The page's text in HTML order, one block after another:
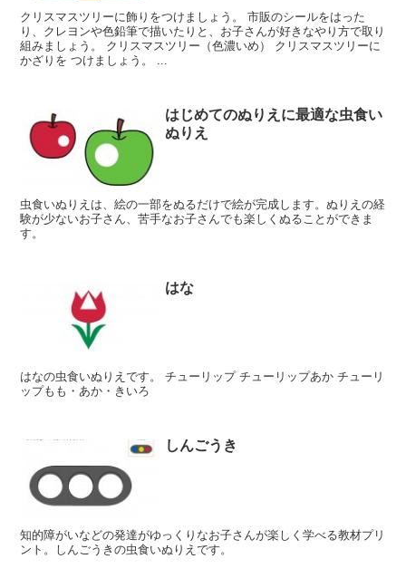
クリスマスツリーに飾りをつけましょう。 市販のシールをはった
り、クレヨンや色鉛筆で描いたりと、お子さんが好きなやり方で取り
組みましょう。 クリスマスツリー（色濃いめ） クリスマスツリーに
かざりを つけましょう。 ...
はじめてのぬりえに最適な虫食い
ぬりえ
虫食いぬりえは、絵の一部をぬるだけで絵が完成します。ぬりえの経
験が少ないお子さん、苦手なお子さんでも楽しくぬることができま
す。
はな
はなの虫食いぬりえです。 チューリップ チューリップあか チューリ
ップもも・あか・きいろ
しんごうき
知的障がいなどの発達がゆっくりなお子さんが楽しく学べる教材プリ
ント。しんごうきの虫食いぬりえです。